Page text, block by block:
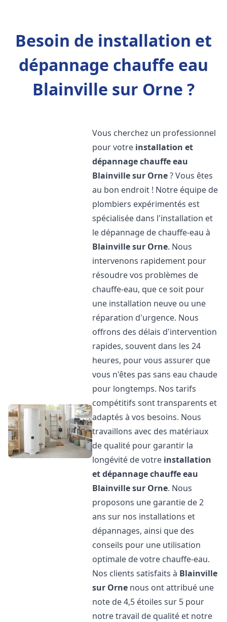
Besoin de installation et
dépannage chauffe eau
Blainville sur Orne ?
Vous cherchez un professionnel
pour votre installation et
dépannage chauffe eau
Blainville sur Orne? Vous êtes
au bon endroit ! Notre équipe de
plombiers expérimentés est
spécialisée dans l'installation et
le dépannage de chauffe-eau à
Blainville sur Orne. Nous
intervenons rapidement pour
résoudre vos problèmes de
chauffe-eau, que ce soit pour
une installation neuve ou une
réparation d'urgence. Nous
offrons des délais d'intervention
rapides, souvent dans les 24
heures, pour vous assurer que
vous n'êtes pas sans eau chaude
pour longtemps. Nos tarifs
compétitifs sont transparents et
adaptés à vos besoins. Nous
travaillons avec des matériaux
de qualité pour garantir la
longévité de votre installation
et dépannage chauffe eau
Blainville sur Orne. Nous
proposons une garantie de 2
ans sur nos installations et
dépannages, ainsi que des
conseils pour une utilisation
optimale de votre chauffe-eau.
Nos clients satisfaits à Blainville
sur Orne nous ont attribué une
note de 4,5 étoiles sur 5 pour
notre travail de qualité et notre